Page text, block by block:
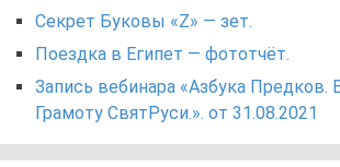
Секрет Буковы «Z» — зет.
Поездка в Египет — фототчёт.
Запись вебинара «Азбука Предков.
Грамоту СвятРуси.». от 31.08.2021